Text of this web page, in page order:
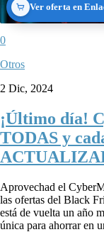
Ver oferta en
0
Otros
2 Dic, 2024
¡Último día!
TODAS y
Aprovechad el
las ofertas del Black
está de vuelta un año
única para ahorrar en